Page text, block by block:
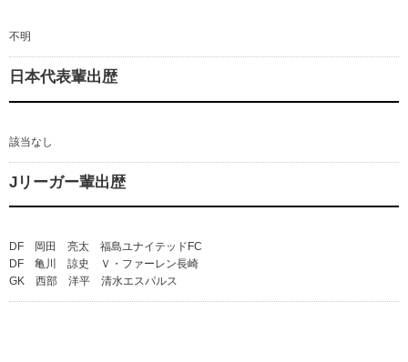
不明
日本代表輩出歴
該当なし
Jリーガー輩出歴
DF 岡田 亮太 福島ユナイテッドFC
DF 亀川 諒史 Ｖ・ファーレン長崎
GK 西部 洋平 清水エスパルス